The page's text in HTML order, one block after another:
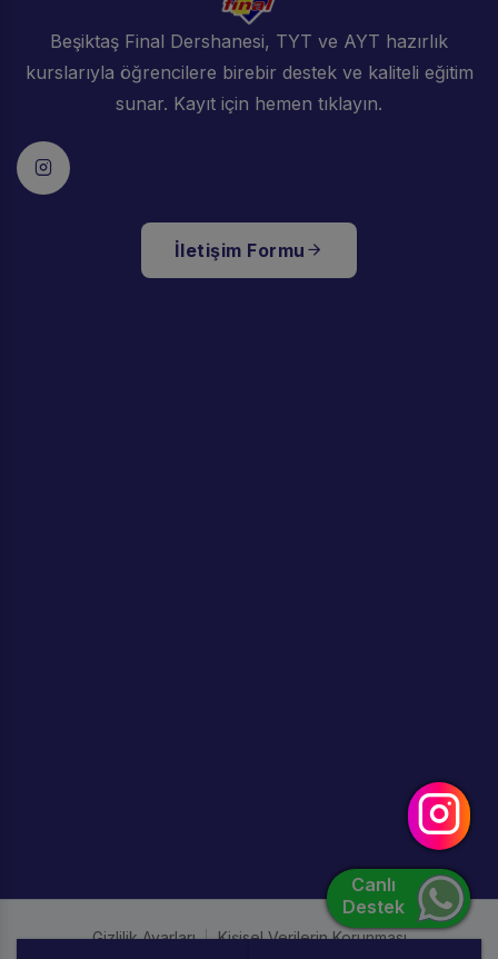
Beşiktaş Final Dershanesi, TYT ve AYT hazırlık
kurslarıyla öğrencilere birebir destek ve kaliteli eğitim
sunar. Kayıt için hemen tıklayın.
İletişim Formu
Gizlilik Ayarları
Kişisel Verilerin Korunması
Canlı
Destek